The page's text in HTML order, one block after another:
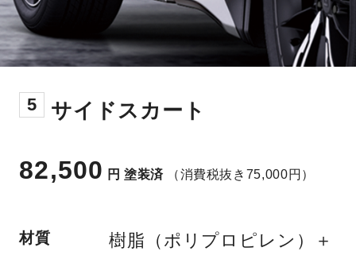
5 サイドスカート
82,500 円 塗装済 （消費税抜き75,000円）
材質
樹脂（ポリプロピレン）＋